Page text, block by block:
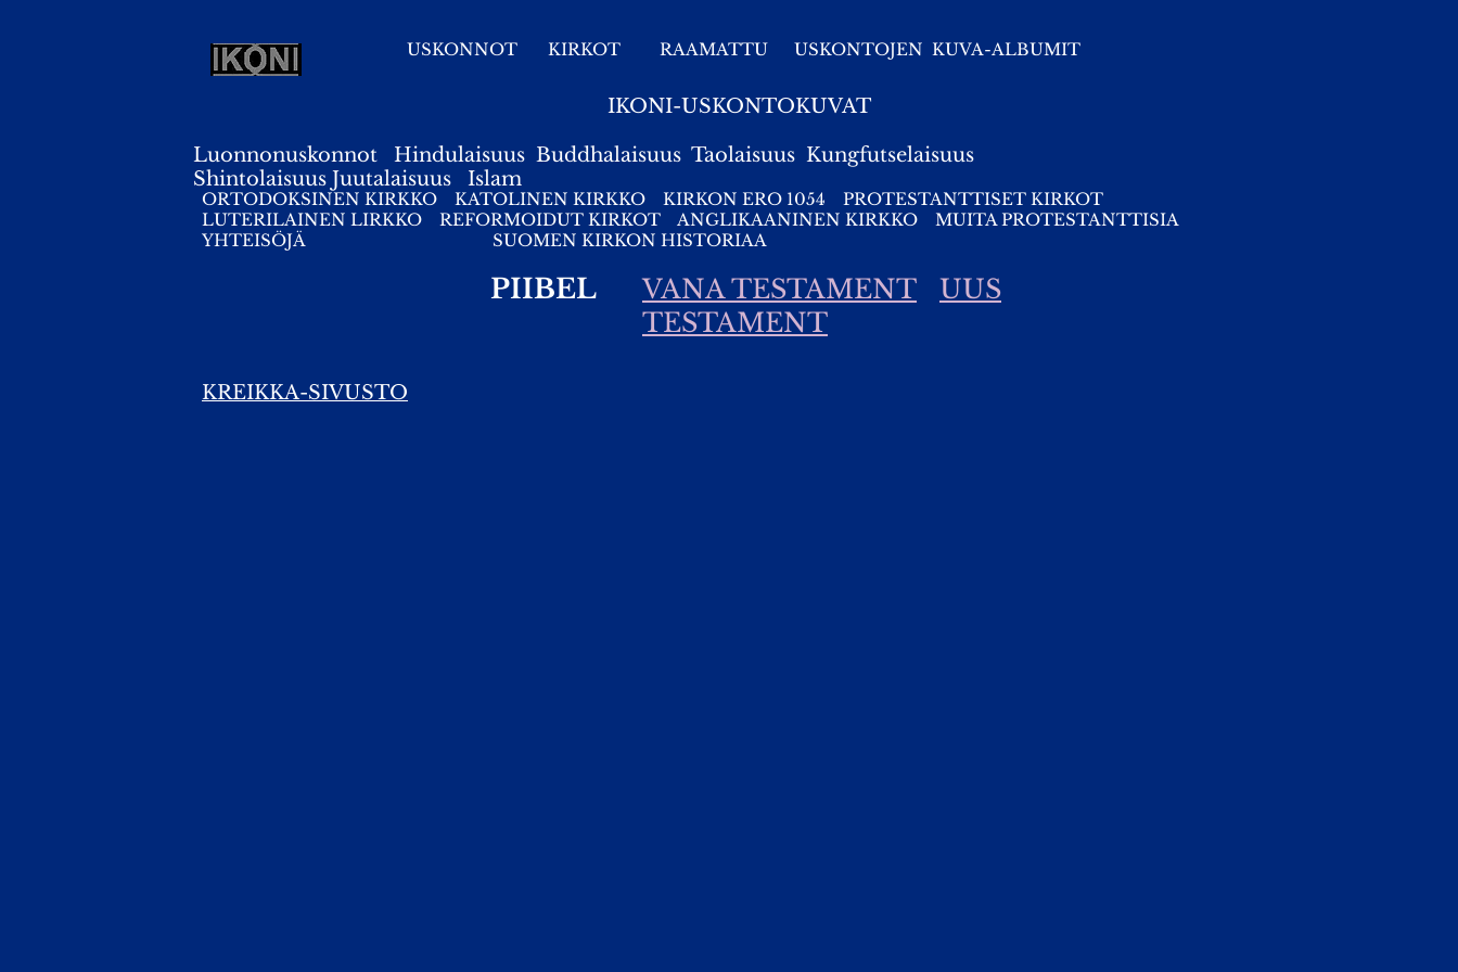
USKONNOT KIRKOT RAAMATTU USKONTOJEN KUVA-ALBUMIT
IKONI-USKONTOKUVAT
Luonnonuskonnot Hindulaisuus Buddhalaisuus Taolaisuus Kungfutselaisuus
Shintolaisuus Juutalaisuus Islam
ORTODOKSINEN KIRKKO KATOLINEN KIRKKO KIRKON ERO 1054
PROTESTANTTISET KIRKOT
LUTERILAINEN LIRKKO
REFORMOIDUT KIRKOT ANGLIKAANINEN KIRKKO
MUITA PROTESTANTTISIA
YHTEISÖJÄ
SUOMEN KIRKON HISTORIAA
PIIBEL VANA TESTAMENT
UUS
TESTAMENT
KREIKKA-SIVUSTO